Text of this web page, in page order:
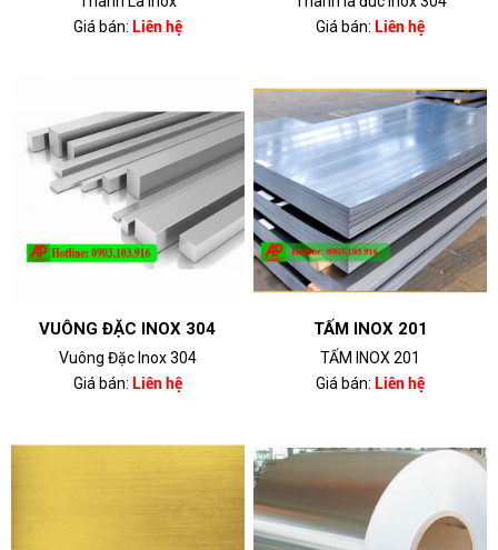
Giá bán: Liên hệ
Giá bán: Liên hệ
VUÔNG ĐẶC INOX 304
Vuông Đặc Inox 304
Giá bán: Liên hệ
TẤM INOX 201
TẤM INOX 201
Giá bán: Liên hệ